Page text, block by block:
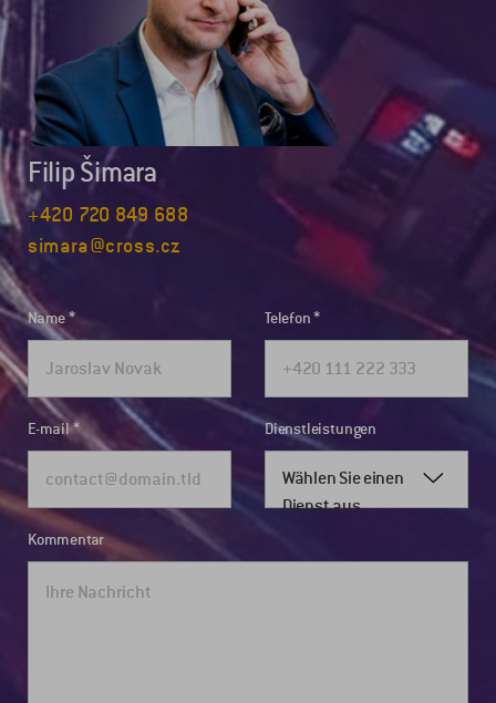
Filip Šimara
+420 720 849 688
simara@cross.cz
Name Telefon
E-mail Dienstleistungen
Wählen Sie einen
Dienst aus
Kommentar